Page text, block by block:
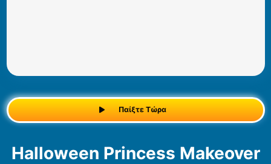
Παίξτε Τώρα
Halloween Princess Makeover